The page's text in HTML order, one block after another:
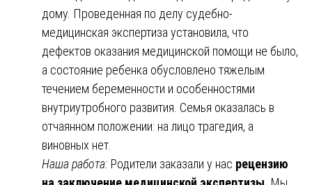
дому. Проведенная по делу судебно-
медицинская экспертиза установила, что
дефектов оказания медицинской помощи не было,
а состояние ребенка обусловлено тяжелым
течением беременности и особенностями
внутриутробного развития. Семья оказалась в
отчаянном положении: на лицо трагедия, а
виновных нет.
Наша работа: Родители заказали у нас рецензию